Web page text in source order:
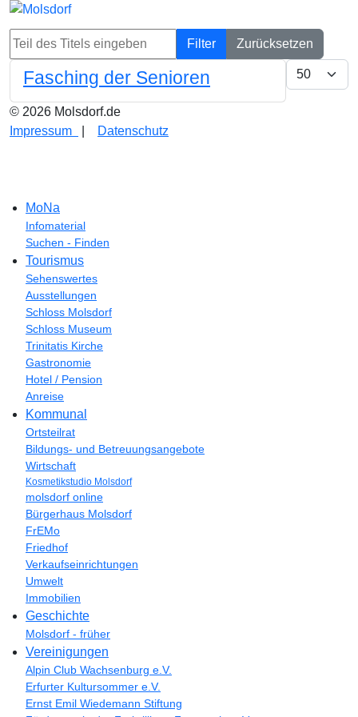
Teil des Titels eingeben Filter
Zurücksetzen
Anzeige #
Fasching der Senioren
© 2026 Molsdorf.de
Impressum
Datenschutz
MoNa
Infomaterial
Suchen - Finden
Tourismus
Sehenswertes
Ausstellungen
Schloss Molsdorf
Schloss Museum
Trinitatis Kirche
Gastronomie
Hotel / Pension
Anreise
Kommunal
Ortsteilrat
Bildungs- und Betreuungsangebote
Wirtschaft
Kosmetikstudio Molsdorf
molsdorf online
Bürgerhaus Molsdorf
FrEMo
Friedhof
Verkaufseinrichtungen
Umwelt
Immobilien
Geschichte
Molsdorf - früher
Vereinigungen
Alpin Club Wachsenburg e.V.
Erfurter Kultursommer e.V.
Ernst Emil Wiedemann Stiftung